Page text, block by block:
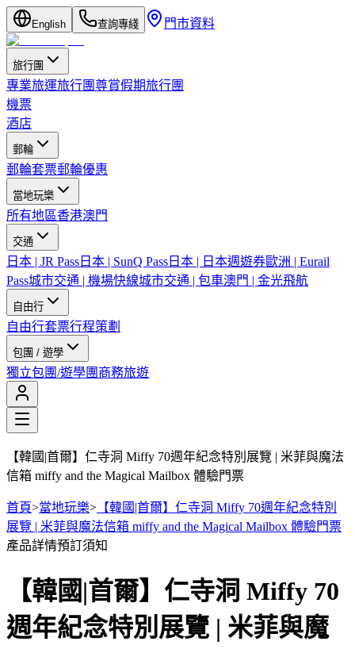
English 查詢專綫 門市資料
旅行團
專業旅運旅行團尊賞假期旅行團
機票
酒店
郵輪
郵輪套票郵輪優惠
當地玩樂
所有地區香港澳門
交通
日本 | JR Pass 日本 | SunQ Pass 日本 | 日本週遊券歐洲 | Eurail
Pass城市交通 | 機場快線城市交通 | 包車澳門 | 金光飛航
自由行
自由行套票行程策劃
包團 / 遊學
獨立包團/遊學團 商務旅遊
【韓國|首爾】仁寺洞 Miffy 70週年紀念特別展覽 | 米菲與魔法
信箱 miffy and the Magical Mailbox 體驗門票
首頁>當地玩樂> 【韓國|首爾】仁寺洞 Miffy 70週年紀念特別
展覽 | 米菲與魔法信箱 miffy and the Magical Mailbox 體驗門票
產品詳情預訂須知
【韓國|首爾】仁寺洞 Miffy 70
週年紀念特別展覽 | 米菲與魔